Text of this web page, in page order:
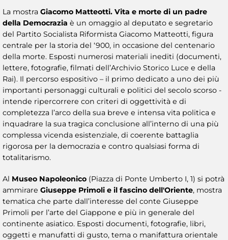
La mostra Giacomo Matteotti. Vita e morte di un padre
della Democrazia è un omaggio al deputato e segretario
del Partito Socialista Riformista Giacomo Matteotti, figura
centrale per la storia del ‘900, in occasione del centenario
della morte. Esposti numerosi materiali inediti (documenti,
lettere, fotografie, filmati dell’Archivio Storico Luce e della
Rai). Il percorso espositivo – il primo dedicato a uno dei più
importanti personaggi culturali e politici del secolo scorso -
intende ripercorrere con criteri di oggettività e di
completezza l’arco della sua breve e intensa vita politica e
inquadrare la sua tragica conclusione all’interno di una più
complessa vicenda esistenziale, di coerente battaglia
rigorosa per la democrazia e contro qualsiasi forma di
totalitarismo.
Al Museo Napoleonico (Piazza di Ponte Umberto I, 1) si potrà
ammirare Giuseppe Primoli e il fascino dell'Oriente, mostra
tematica che parte dall’interesse del conte Giuseppe
Primoli per l’arte del Giappone e più in generale del
continente asiatico. Esposti documenti, fotografie, libri,
oggetti e manufatti di gusto, tema o manifattura orientale